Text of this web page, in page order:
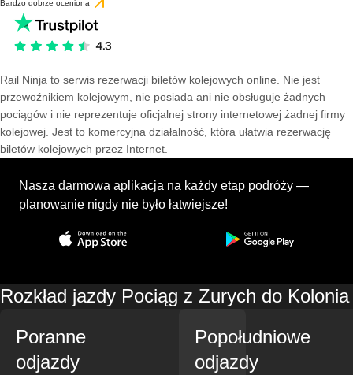
Bardzo dobrze oceniona
Rail Ninja to serwis rezerwacji biletów kolejowych online. Nie jest
przewoźnikiem kolejowym, nie posiada ani nie obsługuje żadnych
pociągów i nie reprezentuje oficjalnej strony internetowej żadnej firmy
kolejowej. Jest to komercyjna działalność, która ułatwia rezerwację
biletów kolejowych przez Internet.
Nasza darmowa aplikacja na każdy etap podróży —
planowanie nigdy nie było łatwiejsze!
Rozkład jazdy Pociąg z Zurych do Kolonia
Poranne
odjazdy
Popołudniowe
odjazdy